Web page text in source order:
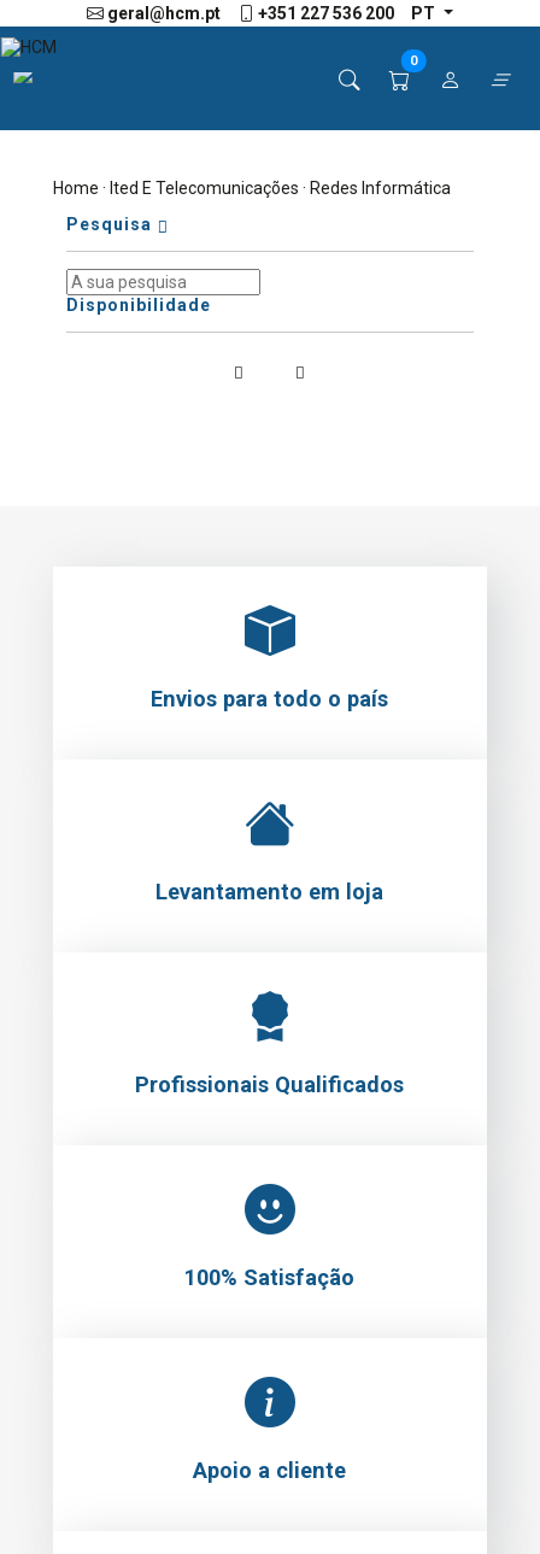
geral@hcm.pt +351 227 536 200 PT
0
Home ·Ited E Telecomunicações · Redes Informática
Pesquisa
Disponibilidade
Envios para todo o país
Levantamento em loja
Profissionais Qualificados
100% Satisfação
Apoio a cliente